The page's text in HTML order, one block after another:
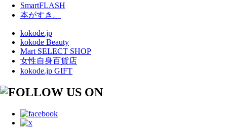
SmartFLASH
本がすき。
kokode.jp
kokode Beauty
Mart SELECT SHOP
女性自身百貨店
kokode.jp GIFT